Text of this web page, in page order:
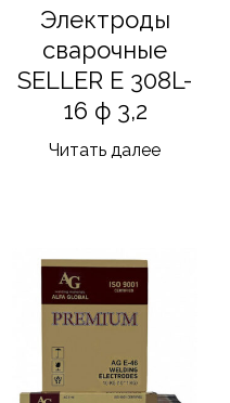
Электроды
сварочные
SELLER E 308L-
16 ф 3,2
Читать далее